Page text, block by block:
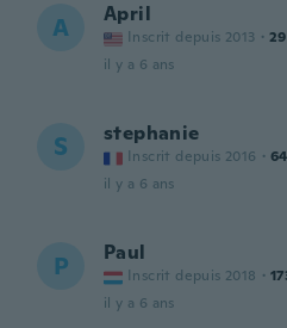
A April
Inscrit depuis 2013 · 29
il y a 6 ans
S stephanie
Inscrit depuis 2016 · 64
il y a 6 ans
P Paul
Inscrit depuis 2018 ·
il y a 6 ans